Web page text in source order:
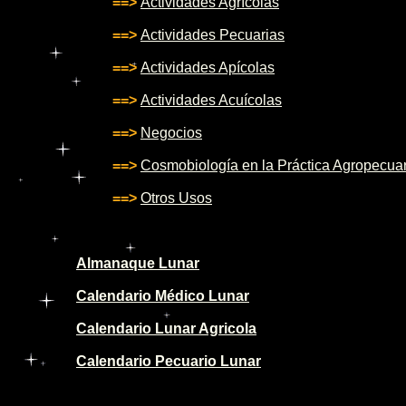
==> Actividades Pecuarias
==> Actividades Apícolas
==> Actividades Acuícolas
==> Negocios
==> Cosmobiología en la Práctica
==> Otros Usos
Almanaque Lunar
Calendario Médico Lunar
Calendario Lunar Agricola
Calendario Pecuario Lunar